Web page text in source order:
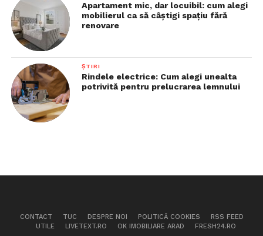
Apartament mic, dar locuibil: cum alegi
mobilierul ca să câștigi spațiu fără
renovare
ȘTIRI
Rindele electrice: Cum alegi unealta
potrivită pentru prelucrarea lemnului
CONTACT TUC DESPRE NOI POLITICĂ COOKIES
RSS FEED
UTILE
LIVETEXT.RO OK IMOBILIARE ARAD FRESH24.RO